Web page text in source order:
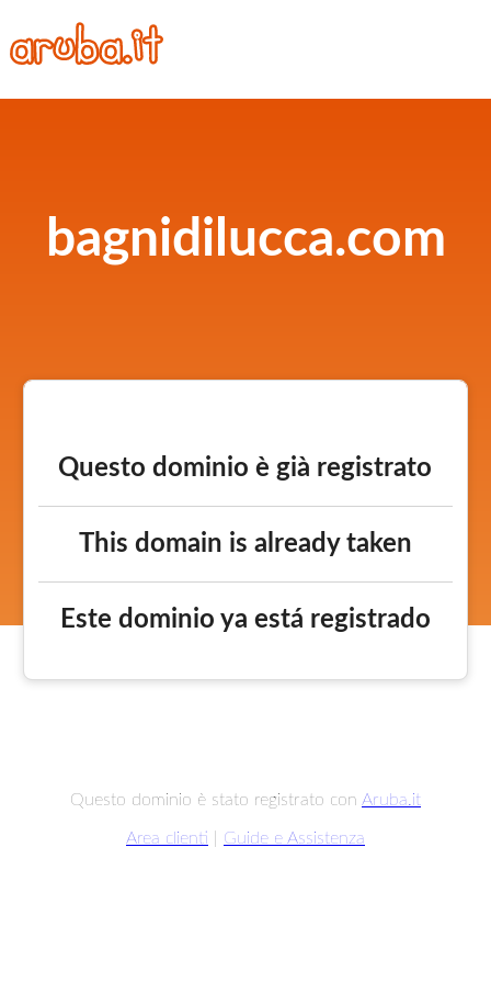
bagnidilucca.com
Questo dominio è già registrato
This domain is already taken
Este dominio ya está registrado
Questo dominio è stato registrato con Aruba.it
Area clienti Guide e Assistenza